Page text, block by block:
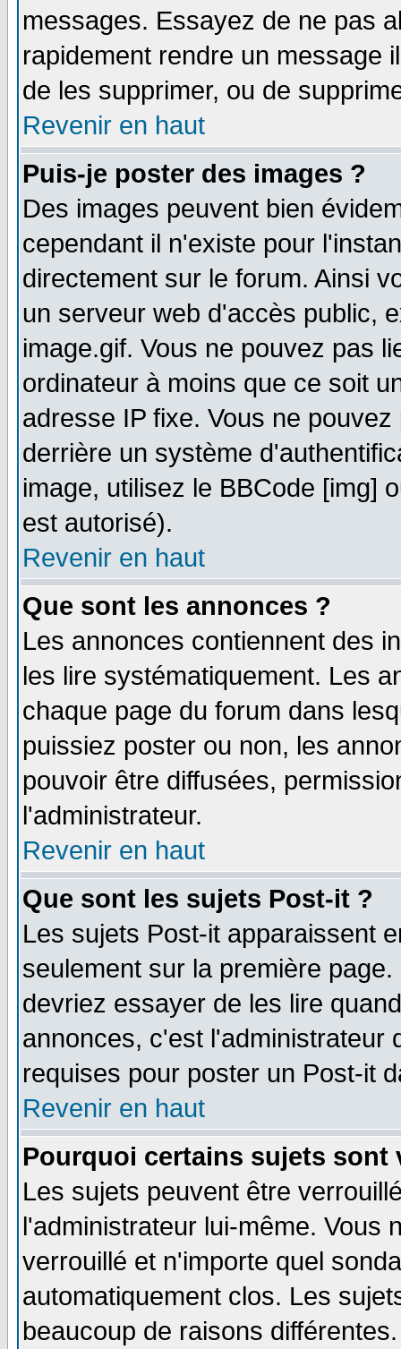
messages. Essayez de ne pas
rapidement rendre un message
de les supprimer, ou de
Revenir en haut
Puis-je poster des images ?
Des images peuvent bien
cependant il n'existe pour
directement sur le forum. Ainsi
un serveur web d'accès public,
image.gif. Vous ne pouvez pas
ordinateur à moins que ce soit
adresse IP fixe. Vous ne
derrière un système
image, utilisez le BBCode [img]
est autorisé).
Revenir en haut
Que sont les annonces ?
Les annonces contiennent des
les lire systématiquement. Les
chaque page du forum dans
puissiez poster ou non, les
pouvoir être diffusées,
l'administrateur.
Revenir en haut
Que sont les sujets Post-it ?
Les sujets Post-it apparaissent
seulement sur la première
devriez essayer de les lire
annonces, c'est l'administrateur
requises pour poster un Post-it
Revenir en haut
Pourquoi certains sujets sont
Les sujets peuvent être
l'administrateur lui-même. Vous
verrouillé et n'importe quel
automatiquement clos. Les
beaucoup de raisons différentes.